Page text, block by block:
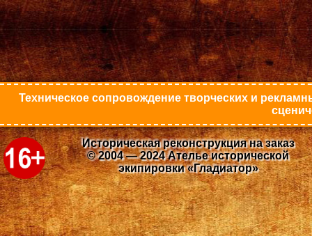
Техническое сопровождение творческих и
Историческая реконструкция на заказ
© 2004 — 2024 Ателье исторической
экипировки «Гладиатор»